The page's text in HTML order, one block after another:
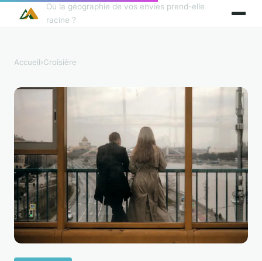
Où la géographie de vos envies prend-elle
racine ?
Accueil›Croisière